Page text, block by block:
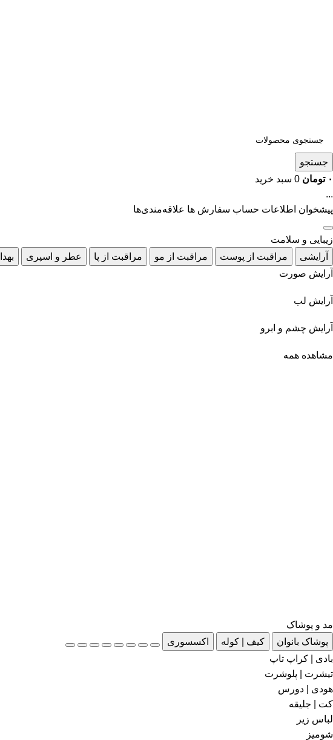
جستجو
۰ تومان 0 سبد خرید
...
پیشخوان اطلاعات حساب سفارش ها علاقه‌مندی‌ها
زیبایی و سلامت
آرایشی
مراقبت از پوست مراقبت از مو مراقبت از پا عطر و اسپری
آرایش صورت
آرایش لب
آرایش چشم و ابرو
مشاهده همه
مد و پوشاک
پوشاک بانوان
کیف | کوله
اکسسوری
بادی | کراپ تاپ
تیشرت | پلوشرت
هودی | دورس
کت | جلیقه
لباس زیر
شومیز